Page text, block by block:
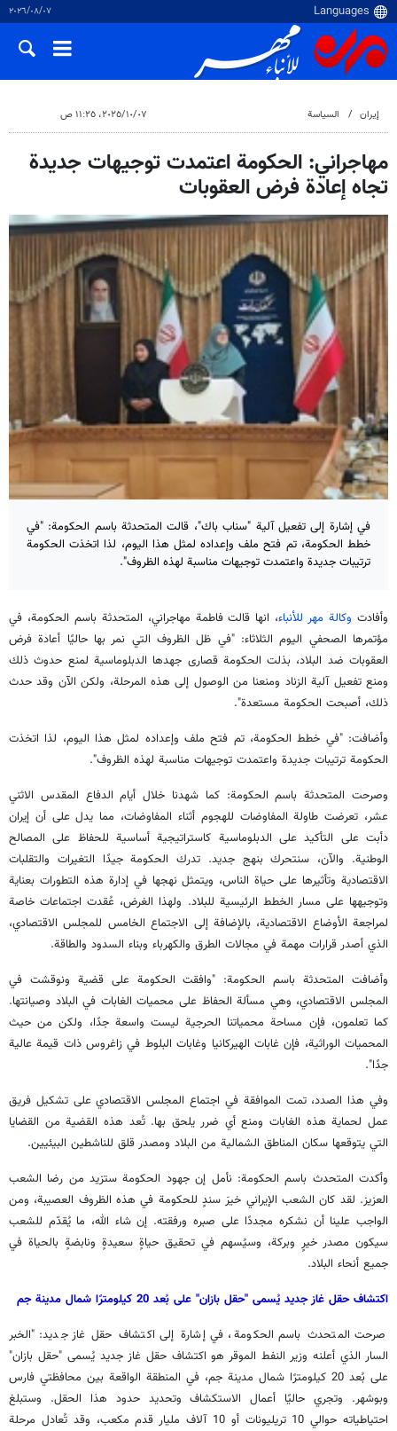
٠٧‏/٠٨‏/٢٠٢٦
إيران السياسة ٠٧‏/١٠‏/٢٠٢٥، ١١:٢٥ ص
مهاجراني: الحكومة اعتمدت توجيهات جديدة
تجاه إعادة فرض العقوبات
في إشارة إلى تفعيل آلية "سناب باك"، قالت المتحدثة باسم الحكومة: "في
خطط الحكومة، تم فتح ملف وإعداده لمثل هذا اليوم، لذا اتخذت الحكومة
ترتيبات جديدة واعتمدت توجيهات مناسبة لهذه الظروف".
وأفادت وكالة مهر للأنباء، انها قالت فاطمة مهاجراني، المتحدثة باسم الحكومة، في
مؤتمرها الصحفي اليوم الثلاثاء: "في ظل الظروف التي نمر بها حاليًا أعادة فرض
العقوبات ضد البلاد، بذلت الحكومة قصارى جهدها الدبلوماسية لمنع حدوث ذلك
ومنع تفعيل آلية الزناد ومنعنا من الوصول إلى هذه المرحلة، ولكن الآن وقد حدث
ذلك، أصبحت الحكومة مستعدة".
وأضافت: "في خطط الحكومة، تم فتح ملف وإعداده لمثل هذا اليوم، لذا اتخذت
الحكومة ترتيبات جديدة واعتمدت توجيهات مناسبة لهذه الظروف".
وصرحت المتحدثة باسم الحكومة: كما شهدنا خلال أيام الدفاع المقدس الاثني
عشر، تعرضت طاولة المفاوضات للهجوم أثناء المفاوضات، مما يدل على أن إيران
دأبت على التأكيد على الدبلوماسية كاستراتيجية أساسية للحفاظ على المصالح
الوطنية. والآن، سنتحرك بنهج جديد. تدرك الحكومة جيدًا التغيرات والتقلبات
الاقتصادية وتأثيرها على حياة الناس، ويتمثل نهجها في إدارة هذه التطورات بعناية
وتوجيهها على مسار الخطط الرئيسية للبلاد. ولهذا الغرض، عُقدت اجتماعات خاصة
لمراجعة الأوضاع الاقتصادية، بالإضافة إلى الاجتماع الخامس للمجلس الاقتصادي،
الذي أصدر قرارات مهمة في مجالات الطرق والكهرباء وبناء السدود والطاقة.
وأضافت المتحدثة باسم الحكومة: "وافقت الحكومة على قضية ونوقشت في
المجلس الاقتصادي، وهي مسألة الحفاظ على محميات الغابات في البلاد وصيانتها.
كما تعلمون، فإن مساحة محمياتنا الحرجية ليست واسعة جدًا، ولكن من حيث
المحميات الوراثية، فإن غابات الهيركانيا وغابات البلوط في زاغروس ذات قيمة عالية
جدًا".
وفي هذا الصدد، تمت الموافقة في اجتماع المجلس الاقتصادي على تشكيل فريق
عمل لحماية هذه الغابات ومنع أي ضرر يلحق بها. تُعد هذه القضية من القضايا
التي يتوقعها سكان المناطق الشمالية من البلاد ومصدر قلق للناشطين البيئيين.
وأكدت المتحدث باسم الحكومة: نأمل إن جهود الحكومة ستزيد من رضا الشعب
العزيز. لقد كان الشعب الإيراني خيرَ سندٍ للحكومة في هذه الظروف العصيبة، ومن
الواجب علينا أن نشكره مجددًا على صبره ورفقته. إن شاء الله، ما يُقدّم للشعب
سيكون مصدر خيرٍ وبركة، وسيُسهم في تحقيق حياةٍ سعيدةٍ ونابضةٍ بالحياة في
جميع أنحاء البلاد.
اكتشاف حقل غاز جديد يُسمى "حقل بازان" على بُعد 20 كيلومترًا شمال مدينة جم
صرحت المتحدث باسم الحكومة، في إشارة إلى اكتشاف حقل غاز جديد: "الخبر
السار الذي أعلنه وزير النفط الموقر هو اكتشاف حقل غاز جديد يُسمى "حقل بازان"
على بُعد 20 كيلومترًا شمال مدينة جم، في المنطقة الواقعة بين محافظتي فارس
وبوشهر. وتجري حاليًا أعمال الاستكشاف وتحديد حدود هذا الحقل. وستبلغ
احتياطياته حوالي 10 تريليونات أو 10 آلاف مليار قدم مكعب، وقد تُعادل مرحلة